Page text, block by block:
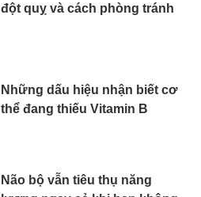
đột quỵ và cách phòng tránh
Những dấu hiệu nhận biết cơ
thể đang thiếu Vitamin B
Não bộ vẫn tiêu thụ năng